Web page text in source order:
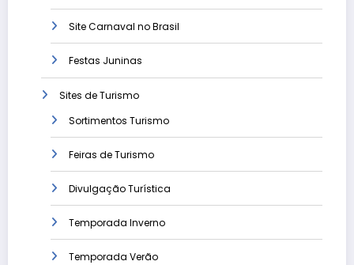
Site Carnaval no Brasil
Festas Juninas
Sites de Turismo
Sortimentos Turismo
Feiras de Turismo
Divulgação Turística
Temporada Inverno
Temporada Verão